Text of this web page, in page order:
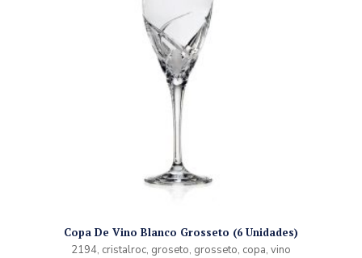
Copa De Vino Blanco Grosseto (6 Unidades)
2194, cristalroc, groseto, grosseto, copa, vino